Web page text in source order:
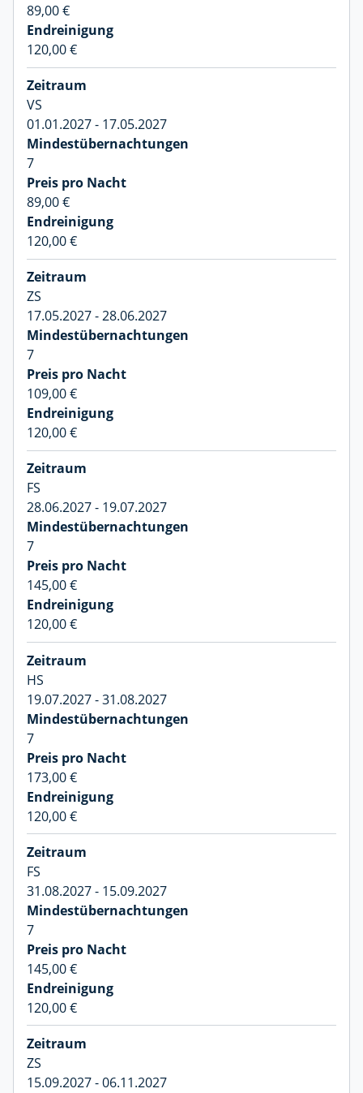
89,00 €
120,00 €
VS
01.01.2027 - 17.05.2027
7
89,00 €
120,00 €
ZS
17.05.2027 - 28.06.2027
7
109,00 €
120,00 €
FS
28.06.2027 - 19.07.2027
7
145,00 €
120,00 €
HS
19.07.2027 - 31.08.2027
7
173,00 €
120,00 €
FS
31.08.2027 - 15.09.2027
7
145,00 €
120,00 €
ZS
15.09.2027 - 06.11.2027